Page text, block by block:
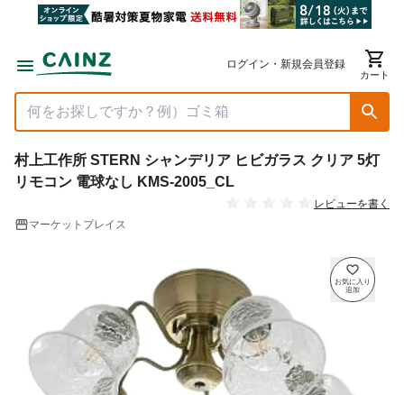
ログイン・新規会員登録
カート
村上工作所 STERN シャンデリア ヒビガラス クリア 5灯
リモコン 電球なし KMS-2005_CL
レビューを書く
マーケットプレイス